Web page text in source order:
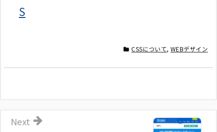
S
CSSについて,WEBデザイン
Next